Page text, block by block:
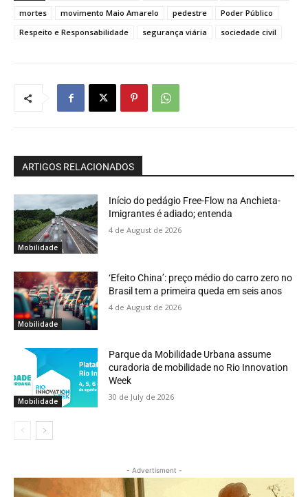
mortes
movimento Maio Amarelo pedestre
Poder Público
Respeito e Responsabilidade
segurança viária sociedade civil
ARTIGOS RELACIONADOS
Mobilidade
Início do pedágio Free-Flow na Anchieta-
Imigrantes é adiado; entenda
4 de August de 2026
Mobilidade
‘Efeito China’: preço médio do carro zero no
Brasil tem a primeira queda em seis anos
4 de August de 2026
Mobilidade
Parque da Mobilidade Urbana assume
curadoria de mobilidade no Rio Innovation
Week
30 de July de 2026
- Advertisment -